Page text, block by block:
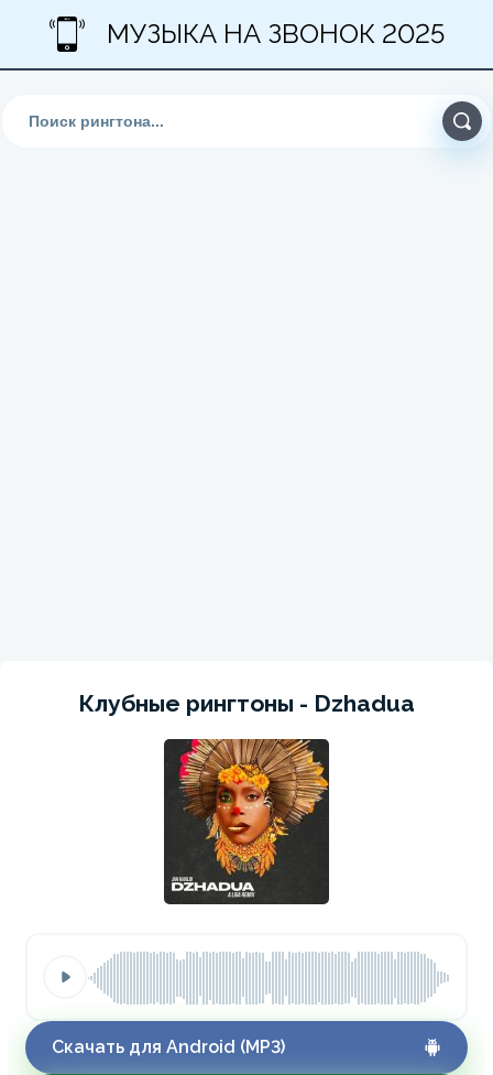
МУЗЫКА НА ЗВОНОК 2025
Клубные рингтоны - Dzhadua
Скачать для Android (MP3)